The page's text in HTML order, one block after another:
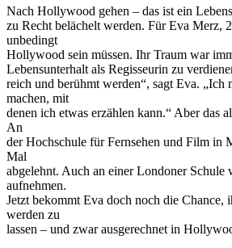
Nach Hollywood gehen – das ist ein
zu Recht belächelt werden. Für Eva Merz,
unbedingt
Hollywood sein müssen. Ihr Traum war
Lebensunterhalt als Regisseurin zu
reich und berühmt werden“, sagt Eva. „Ich
machen, mit
denen ich etwas erzählen kann.“ Aber das
An
der Hochschule für Fernsehen und Film in
Mal
abgelehnt. Auch an einer Londoner Schule
aufnehmen.
Jetzt bekommt Eva doch noch die Chance,
werden zu
lassen – und zwar ausgerechnet in